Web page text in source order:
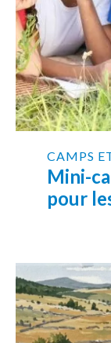
CAMPS
Mini-
pour